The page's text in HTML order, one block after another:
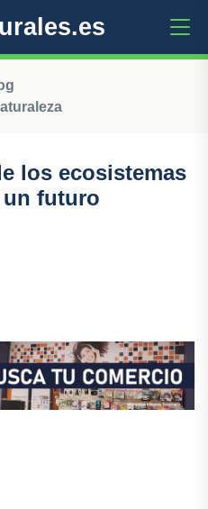
los ecosistemas
un futuro